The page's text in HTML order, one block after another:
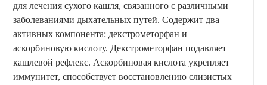
для лечения сухого кашля, связанного с различными
заболеваниями дыхательных путей. Содержит два
активных компонента: декстрометорфан и
аскорбиновую кислоту. Декстрометорфан подавляет
кашлевой рефлекс. Аскорбиновая кислота укрепляет
иммунитет, способствует восстановлению слизистых